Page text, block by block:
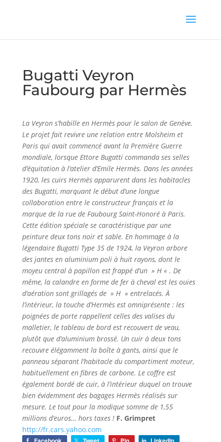
Bugatti Veyron
Faubourg par Hermès
La Veyron s’habille en Hermès pour le salon de Genève.
Le projet fait revivre une relation entre Molsheim et
Paris qui avait commencé avant la Première Guerre
mondiale, lorsque Ettore Bugatti commanda ses selles
d’équitation à l’atelier d’Emile Hermès. Dans les années
1920, les cuirs Hermès apparurent dans les habitacles
des Bugatti, marquant le début d’une longue
collaboration entre le constructeur français et la
marque de la rue de Faubourg Saint-Honoré à Paris.
Cette édition spéciale se caractéristique par une
peinture deux tons noir et sable. En hommage à la
légendaire Bugatti Type 35 de 1924, la Veyron arbore
des jantes en aluminium poli à huit rayons, dont le
moyeu central à papillon est frappé d’un » H « . De
même, la calandre en forme de fer à cheval est les ouies
d’aération sont grillagés de » H » entrelacés. À
l’intérieur, la touche d’Hermès est omniprésente : les
poignées de porte rappellent celles des valises du
malletier, le tableau de bord est recouvert de veau,
plutôt que d’aluminium brossé. Un cuir à deux tons
recouvre élégamment la boîte à gants, ainsi que le
panneau séparant l’habitacle du compartiment moteur,
habituellement en fibres de carbone. Le coffre est
également bordé de cuir, à l’intérieur duquel on trouve
bien évidemment des bagages Hermès réalisés sur
mesure. Le tout pour la modique somme de 1,55
millions d’euros… hors taxes ! F. Grimpret
http://fr.cars.yahoo.com